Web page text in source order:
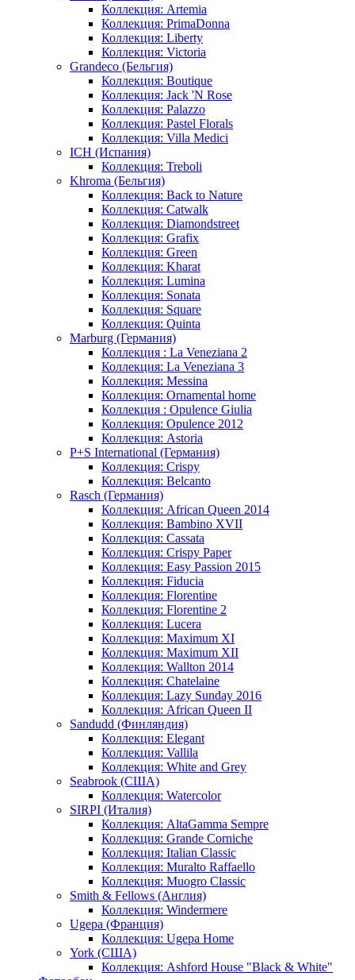
Коллекция: Artemia
Коллекция: PrimaDonna
Коллекция: Liberty
Коллекция: Victoria
Grandeco (Бельгия)
Коллекция: Boutique
Коллекция: Jack 'N Rose
Коллекция: Palazzo
Коллекция: Pastel Florals
Коллекция: Villa Medici
ICH (Испания)
Коллекция: Treboli
Khroma (Бельгия)
Коллекция: Back to Nature
Коллекция: Catwalk
Коллекция: Diamondstreet
Коллекция: Grafix
Коллекция: Green
Коллекция: Kharat
Коллекция: Lumina
Коллекция: Sonata
Коллекция: Square
Коллекция: Quinta
Marburg (Германия)
Коллекция : La Veneziana 2
Коллекция: La Veneziana 3
Коллекция: Messina
Коллекция: Ornamental home
Коллекция : Opulence Giulia
Коллекция: Opulence 2012
Коллекция: Astoria
P+S International (Германия)
Коллекция: Crispy
Коллекция: Belcanto
Rasch (Германия)
Коллекция: African Queen 2014
Коллекция: Bambino XVII
Коллекция: Cassata
Коллекция: Crispy Paper
Коллекция: Easy Passion 2015
Коллекция: Fiducia
Коллекция: Florentine
Коллекция: Florentine 2
Коллекция: Lucera
Коллекция: Maximum XI
Коллекция: Maximum XII
Коллекция: Wallton 2014
Коллекция: Chatelaine
Коллекция: Lazy Sunday 2016
Коллекция: African Queen II
Sandudd (Финляндия)
Коллекция: Elegant
Коллекция: Vallila
Коллекция: White and Grey
Seabrook (США)
Коллекция: Watercolor
SIRPI (Италия)
Коллекция: AltaGamma Sempre
Коллекция: Grande Corniche
Коллекция: Italian Classic
Коллекция: Muralto Raffaello
Коллекция: Muogro Сlassic
Smith & Fellows (Англия)
Коллекция: Windermere
Ugepa (Франция)
Коллекция: Ugepa Home
York (США)
Коллекция: Ashford House "Black & White"